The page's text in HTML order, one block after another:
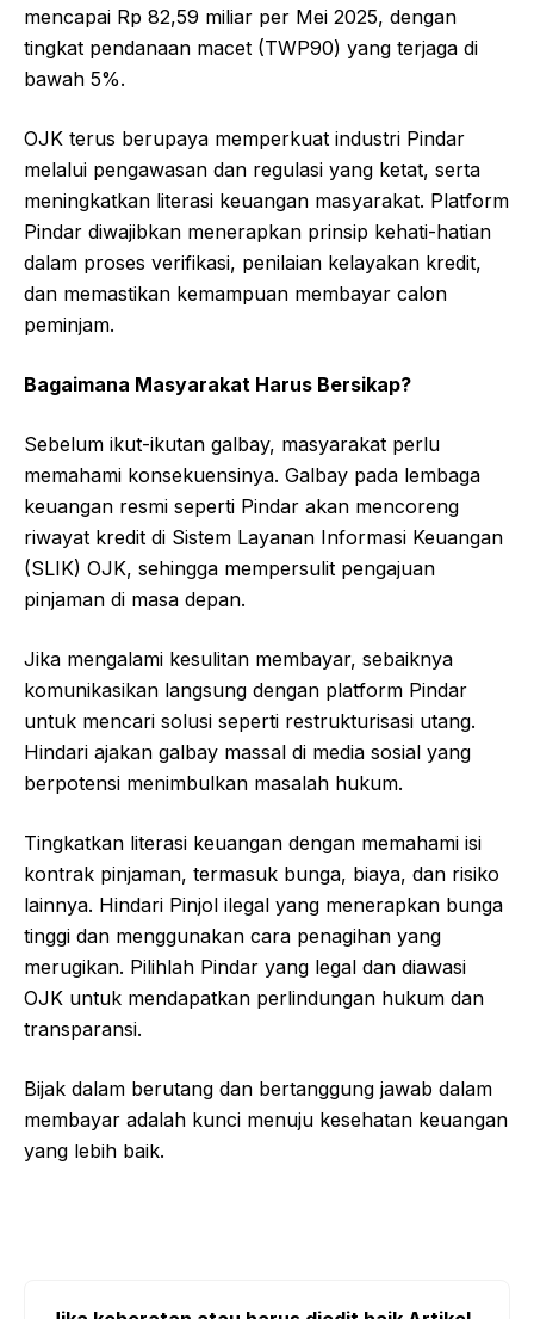
mencapai Rp 82,59 miliar per Mei 2025, dengan
tingkat pendanaan macet (TWP90) yang terjaga di
bawah 5%.
OJK terus berupaya memperkuat industri Pindar
melalui pengawasan dan regulasi yang ketat, serta
meningkatkan literasi keuangan masyarakat. Platform
Pindar diwajibkan menerapkan prinsip kehati-hatian
dalam proses verifikasi, penilaian kelayakan kredit,
dan memastikan kemampuan membayar calon
peminjam.
Bagaimana Masyarakat Harus Bersikap?
Sebelum ikut-ikutan galbay, masyarakat perlu
memahami konsekuensinya. Galbay pada lembaga
keuangan resmi seperti Pindar akan mencoreng
riwayat kredit di Sistem Layanan Informasi Keuangan
(SLIK) OJK, sehingga mempersulit pengajuan
pinjaman di masa depan.
Jika mengalami kesulitan membayar, sebaiknya
komunikasikan langsung dengan platform Pindar
untuk mencari solusi seperti restrukturisasi utang.
Hindari ajakan galbay massal di media sosial yang
berpotensi menimbulkan masalah hukum.
Tingkatkan literasi keuangan dengan memahami isi
kontrak pinjaman, termasuk bunga, biaya, dan risiko
lainnya. Hindari Pinjol ilegal yang menerapkan bunga
tinggi dan menggunakan cara penagihan yang
merugikan. Pilihlah Pindar yang legal dan diawasi
OJK untuk mendapatkan perlindungan hukum dan
transparansi.
Bijak dalam berutang dan bertanggung jawab dalam
membayar adalah kunci menuju kesehatan keuangan
yang lebih baik.